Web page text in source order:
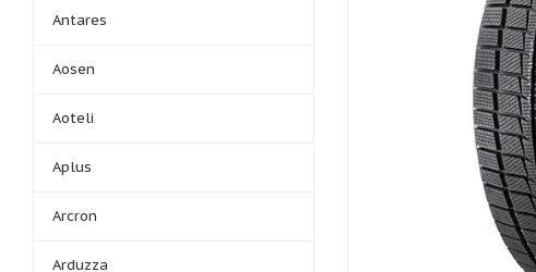
Antares
Aosen
Aoteli
Aplus
Arcron
Arduzza